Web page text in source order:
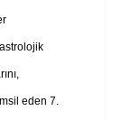
eden 7.